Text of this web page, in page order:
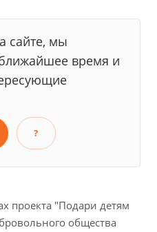
сайте, мы
время и
?
проекта "Подари детям
общества